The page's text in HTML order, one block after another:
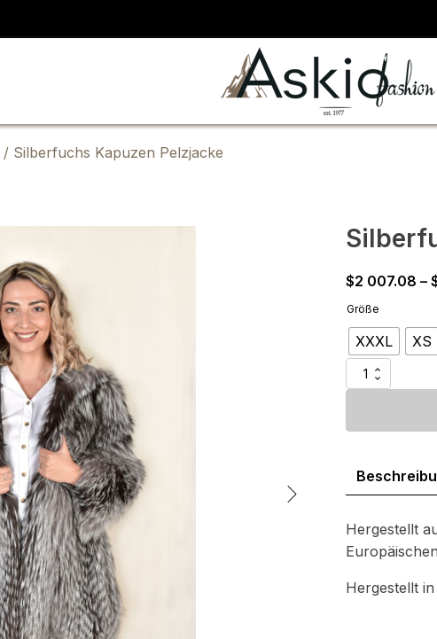
/ Silberfuchs Kapuzen Pelzjacke
$2 007.08 –
Größe
XXXL XS
Silberfuchs
Kapuzen
Hergestellt
Hergestellt